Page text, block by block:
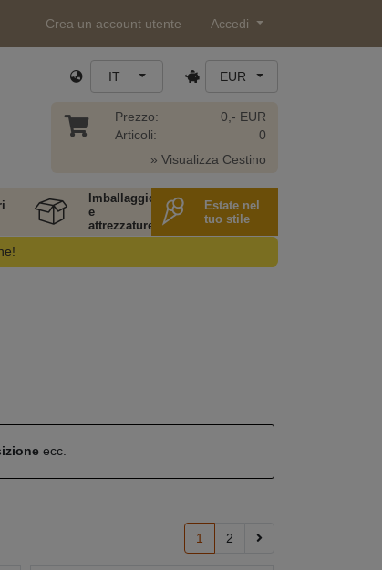
Crea un account utente Accedi
IT EUR
Prezzo:
Articoli:
0,- EUR
0
» Visualizza Cestino
Imballaggio
e
attrezzature
Estate nel
tuo stile
ecc.
1 2